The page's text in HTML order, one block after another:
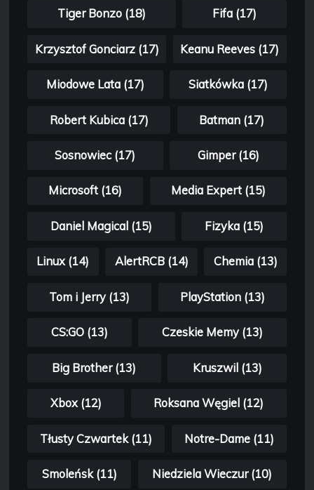
Tiger Bonzo (18) Fifa (17)
Krzysztof Gonciarz (17) Keanu Reeves (17)
Miodowe Lata (17) Siatkówka (17)
Robert Kubica (17) Batman (17)
Sosnowiec (17) Gimper (16)
Microsoft (16) Media Expert (15)
Daniel Magical (15) Fizyka (15)
Linux (14) AlertRCB (14) Chemia (13)
Tom i Jerry (13) PlayStation (13)
CS:GO (13) Czeskie Memy (13)
Big Brother (13) Kruszwil (13)
Xbox (12) Roksana Węgiel (12)
Tłusty Czwartek (11) Notre-Dame (11)
Smoleńsk (11) Niedziela Wieczur (10)